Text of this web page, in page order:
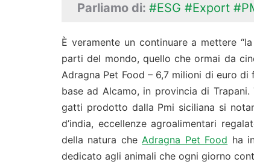
Parliamo di: #ESG #Export
È veramente un continuare a mettere
parti del mondo, quello che ormai da
Adragna Pet Food – 6,7 milioni di euro
base ad Alcamo, in provincia di
gatti prodotto dalla Pmi siciliana si
d’india, eccellenze agroalimentari
della natura che Adragna Pet Food ha
dedicato agli animali che ogni giorno